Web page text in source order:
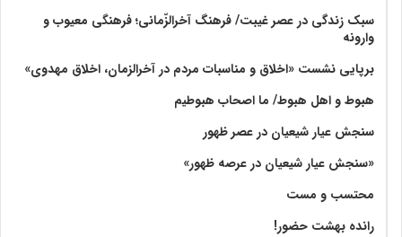
سبک زندگی در عصر غیبت/ فرهنگ آخرالزّمانی؛ فرهنگی معیوب و
وارونه
برپایی نشست «اخلاق و مناسبات مردم در آخرالزمان، اخلاق مهدوی»
هبوط و اهل هبوط/ ما اصحاب هبوطیم
سنجش عیار شیعیان در عصر ظهور
«سنجش عیار شیعیان در عرصه ظهور»
محتسب و مست
رانده بهشت‌ حضور!